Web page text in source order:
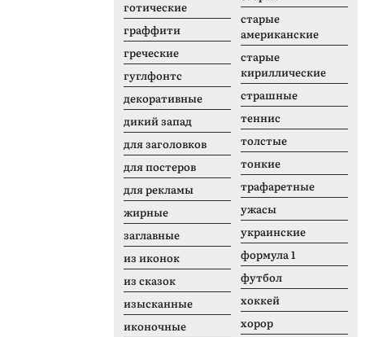
готические
граффити
греческие
гуглфонтс
декоративные
дикий запад
для заголовков
для постеров
для рекламы
жирные
заглавные
из иконок
из сказок
изысканные
иконочные
старые
американские
старые
кириллические
страшные
теннис
толстые
тонкие
трафаретные
ужасы
украинские
формула 1
футбол
хоккей
хорор